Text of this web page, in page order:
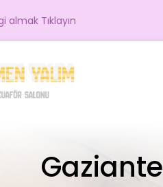
almak Tıklayın